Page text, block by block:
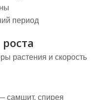
период
растения и скорость
самшит, спирея